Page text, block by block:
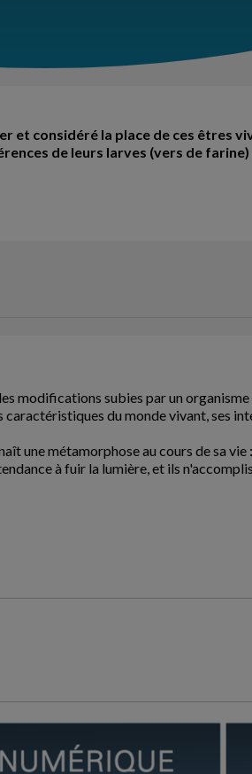
considéré la place de ces êtres
de leurs larves (vers de
modifications subies par un organisme
du monde vivant, ses
une métamorphose au cours de sa
à fuir la lumière, et ils